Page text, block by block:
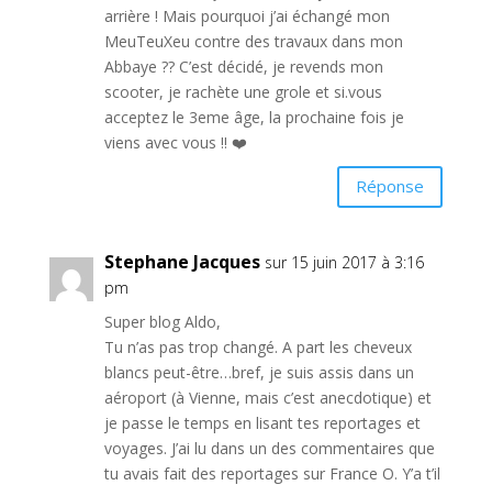
arrière ! Mais pourquoi j’ai échangé mon
MeuTeuXeu contre des travaux dans mon
Abbaye ?? C’est décidé, je revends mon
scooter, je rachète une grole et si.vous
acceptez le 3eme âge, la prochaine fois je
viens avec vous !! ❤️
Réponse
Stephane Jacques sur 15 juin 2017 à 3:16
pm
Super blog Aldo,
Tu n’as pas trop changé. A part les cheveux
blancs peut-être…bref, je suis assis dans un
aéroport (à Vienne, mais c’est anecdotique) et
je passe le temps en lisant tes reportages et
voyages. J’ai lu dans un des commentaires que
tu avais fait des reportages sur France O. Y’a t’il